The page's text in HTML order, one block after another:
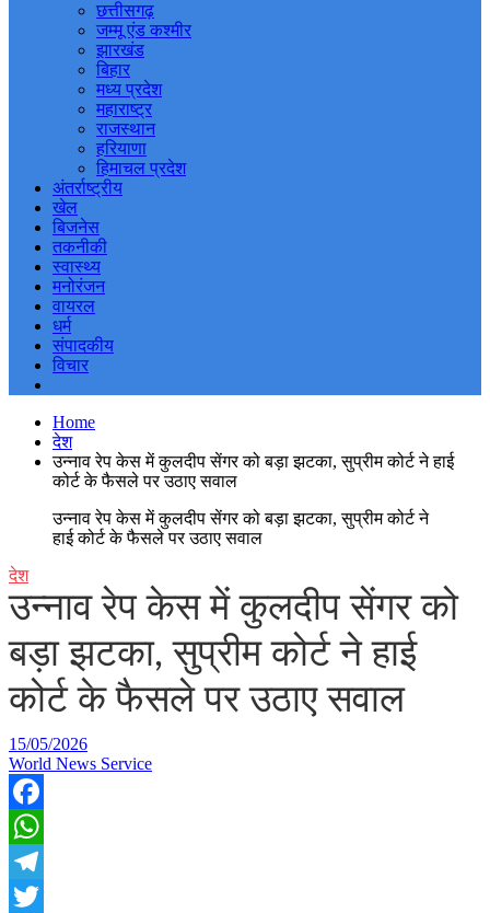
छत्तीसगढ़
जम्मू एंड कश्मीर
झारखंड
बिहार
मध्य प्रदेश
महाराष्ट्र
राजस्थान
हरियाणा
हिमाचल प्रदेश
अंतर्राष्ट्रीय
खेल
बिजनेस
तकनीकी
स्वास्थ्य
मनोरंजन
वायरल
धर्म
संपादकीय
विचार
Home
देश
उन्नाव रेप केस में कुलदीप सेंगर को बड़ा झटका, सुप्रीम कोर्ट ने हाई
कोर्ट के फैसले पर उठाए सवाल
उन्नाव रेप केस में कुलदीप सेंगर को बड़ा झटका, सुप्रीम कोर्ट ने
हाई कोर्ट के फैसले पर उठाए सवाल
देश
उन्नाव रेप केस में कुलदीप सेंगर को
बड़ा झटका, सुप्रीम कोर्ट ने हाई
कोर्ट के फैसले पर उठाए सवाल
15/05/2026
World News Service
Facebook
WhatsApp
Telegram